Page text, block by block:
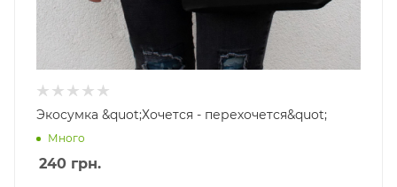
Экосумка &quot;Хочется - перехочется&quot;
Много
240 грн.